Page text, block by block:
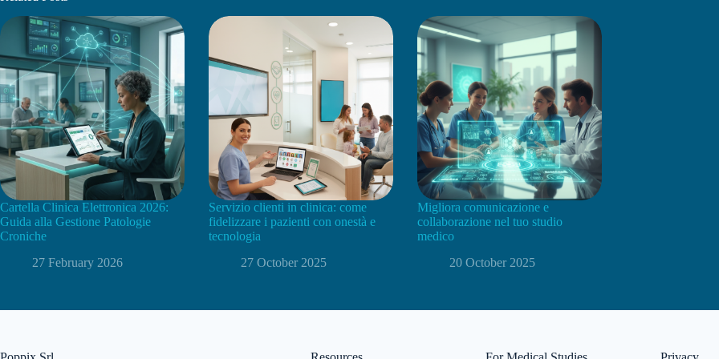
Cartella Clinica Elettronica 2026:
Guida alla Gestione Patologie
Croniche
27 February 2026
Servizio clienti in clinica: come
fidelizzare i pazienti con onestà e
tecnologia
27 October 2025
Migliora comunicazione e
collaborazione nel tuo studio
medico
20 October 2025